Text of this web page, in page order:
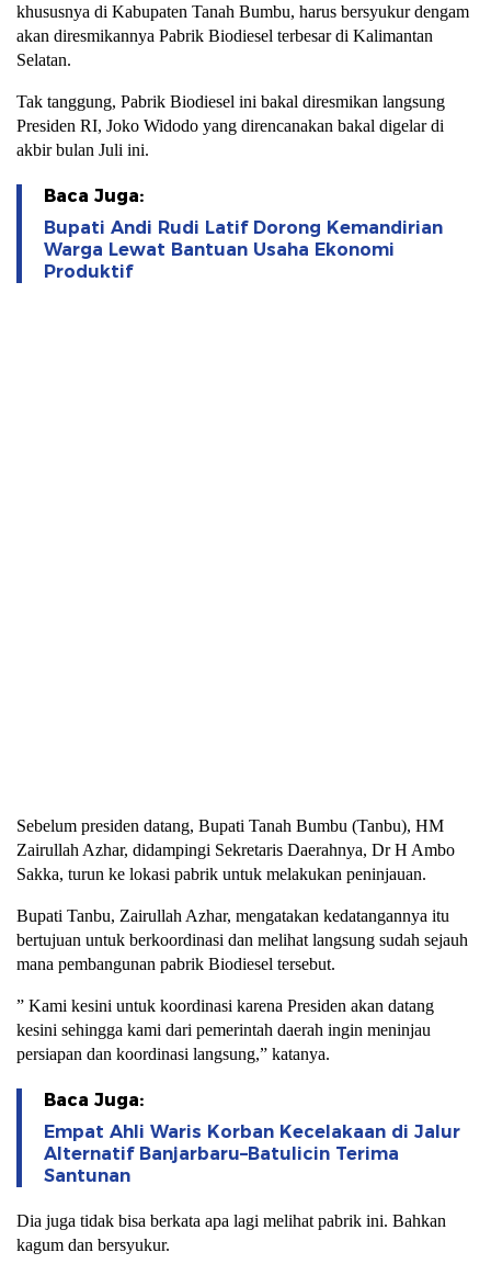
khususnya di Kabupaten Tanah Bumbu, harus bersyukur dengam
akan diresmikannya Pabrik Biodiesel terbesar di Kalimantan
Selatan.
Tak tanggung, Pabrik Biodiesel ini bakal diresmikan langsung
Presiden RI, Joko Widodo yang direncanakan bakal digelar di
akbir bulan Juli ini.
Baca Juga:
Bupati Andi Rudi Latif Dorong Kemandirian
Warga Lewat Bantuan Usaha Ekonomi
Produktif
Sebelum presiden datang, Bupati Tanah Bumbu (Tanbu), HM
Zairullah Azhar, didampingi Sekretaris Daerahnya, Dr H Ambo
Sakka, turun ke lokasi pabrik untuk melakukan peninjauan.
Bupati Tanbu, Zairullah Azhar, mengatakan kedatangannya itu
bertujuan untuk berkoordinasi dan melihat langsung sudah sejauh
mana pembangunan pabrik Biodiesel tersebut.
” Kami kesini untuk koordinasi karena Presiden akan datang
kesini sehingga kami dari pemerintah daerah ingin meninjau
persiapan dan koordinasi langsung,” katanya.
Baca Juga:
Empat Ahli Waris Korban Kecelakaan di Jalur
Alternatif Banjarbaru–Batulicin Terima
Santunan
Dia juga tidak bisa berkata apa lagi melihat pabrik ini. Bahkan
kagum dan bersyukur.